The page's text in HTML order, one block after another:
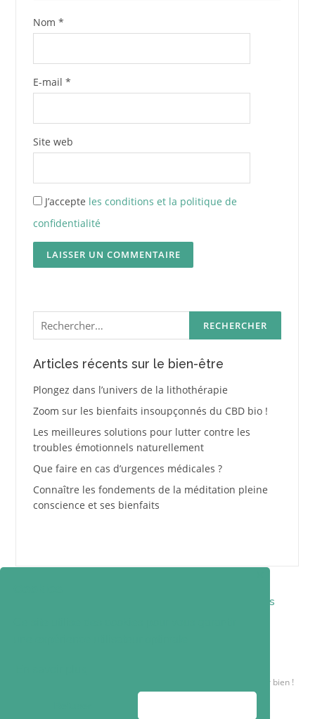
Nom *
E-mail *
Site web
J’accepte les conditions et la politique de
confidentialité
Rechercher :
Articles récents sur le bien-être
Plongez dans l’univers de la lithothérapie
Zoom sur les bienfaits insoupçonnés du CBD bio !
Les meilleures solutions pour lutter contre les
troubles émotionnels naturellement
Que faire en cas d’urgences médicales ?
Connaître les fondements de la méditation pleine
conscience et ses bienfaits
Mentions légales
Copyright 2026 © Bien-être en Santé - Conseils pour vous sentir bien !
Tous droits réservés.